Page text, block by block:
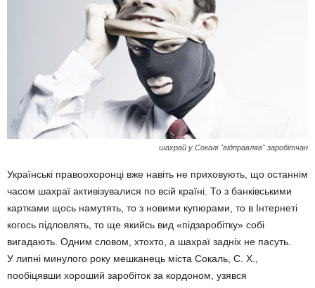
шахрай у Сокалі "відправляв" заробітчан
Українські правоохоронці вже навіть не приховують, що останнім
часом шахраї активізувалися по всій країні. То з банківськими
картками щось намутять, то з новими купюрами, то в Інтернеті
когось підловлять, то ще якийсь вид «підзаробітку» собі
вигадають. Одним словом, хтохто, а шахраї задніх не пасуть.
У липні минулого року мешканець міста Сокаль, С. Х.,
пообіцявши хороший заробіток за кордоном, узявся